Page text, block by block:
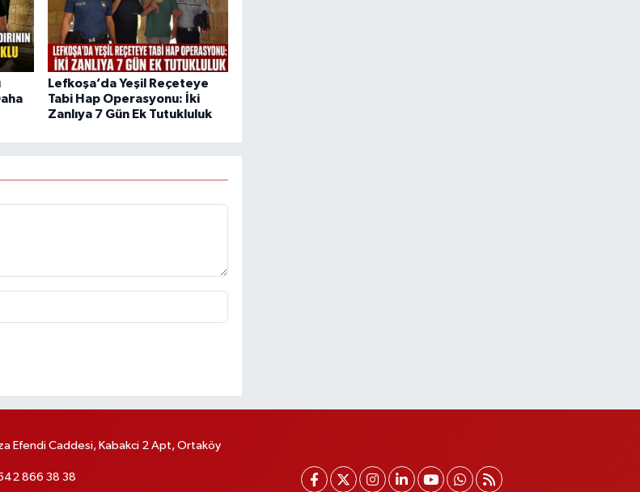
Lefkoşa’da Yeşil Reçeteye
Tabi Hap Operasyonu: İki
Zanlıya 7 Gün Ek Tutukluluk
Efendi Caddesi, Kabakci 2 Apt, Ortaköy
866 38 38